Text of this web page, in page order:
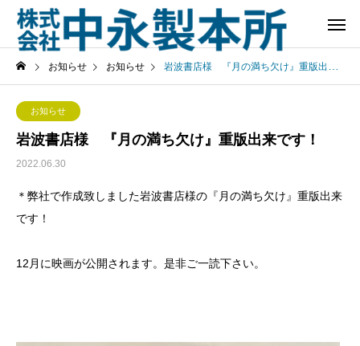
お知らせ お知らせ 岩波書店様 『月の満ち欠け』重版出来です！
お知らせ
岩波書店様 『月の満ち欠け』重版出来です！
2022.06.30
＊弊社で作成致しました岩波書店様の『月の満ち欠け』重版出来
です！
12月に映画が公開されます。是非ご一読下さい。